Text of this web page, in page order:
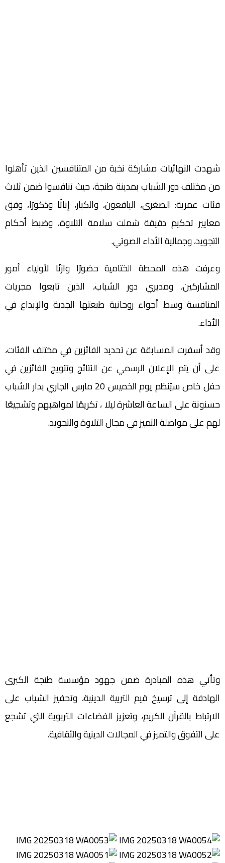
شهدت النهائيات مشاركة نخبة من المتنافسين الذين تأهلوا
من مختلف دور الشباب بمدينة طنجة، حيث تنافسوا ضمن ثلاث
فئات عمرية: الصغرى، اليافعون، والكبار، إناثًا وذكورًا، وفق
معايير تحكيم دقيقة شملت سلامة التلاوة، وضبط أحكام
التجويد، وجمالية الأداء الصوتي.
وعرفت هذه المحطة الختامية حضورًا وازنًا لأولياء أمور
المشاركين، ومديري دور الشباب، الذين تابعوا مجريات
المنافسة وسط أجواء روحانية طبعتها الجدية والإبداع في
الأداء.
وقد أسفرت المسابقة عن تحديد الفائزين في مختلف الفئات،
على أن يتم الإعلان الرسمي عن النتائج وتتويج الفائزين في
حفل خاص سيُنظم يوم الخميس 20 مارس الجاري بدار الشباب
حسنونة على الساعة العاشرة ليلا ، تكريمًا لمواهبهم وتشجيعًا
لهم على مواصلة التميز في مجال التلاوة والتجويد.
وتأتي هذه المبادرة ضمن جهود مؤسسة طنجة الكبرى
الهادفة إلى ترسيخ قيم التربية الدينية، وتحفيز الشباب على
الارتباط بالقرآن الكريم، وتعزيز الفضاءات التربوية التي تشجع
على التفوق والتميز في المجالات الدينية والثقافية.